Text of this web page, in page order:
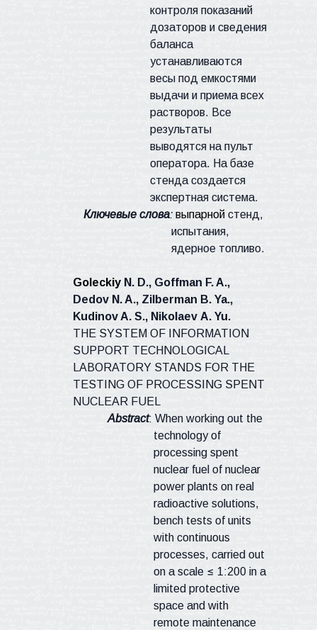
контроля показаний
дозаторов и сведения
баланса
устанавливаются
весы под емкостями
выдачи и приема всех
растворов. Все
результаты
выводятся на пульт
оператора. На базе
стенда создается
экспертная система.
Ключевые слова:выпарной стенд,
испытания,
ядерное топливо.
GoleckiyN. D., Goffman F. A.,
DedovN. A., Zilberman B. Ya.,
KudinovA. S., Nikolaev A. Yu.
THE SYSTEM OF INFORMATION
SUPPORT TECHNOLOGICAL
LABORATORY STANDS FOR THE
TESTING OF PROCESSING SPENT
NUCLEAR FUEL
Abstract: When working out the
technology of
processing spent
nuclear fuel of nuclear
power plants on real
radioactive solutions,
bench tests of units
with continuous
processes, carried out
on a scale ≤ 1:200 in a
limited protective
space and with
remote maintenance